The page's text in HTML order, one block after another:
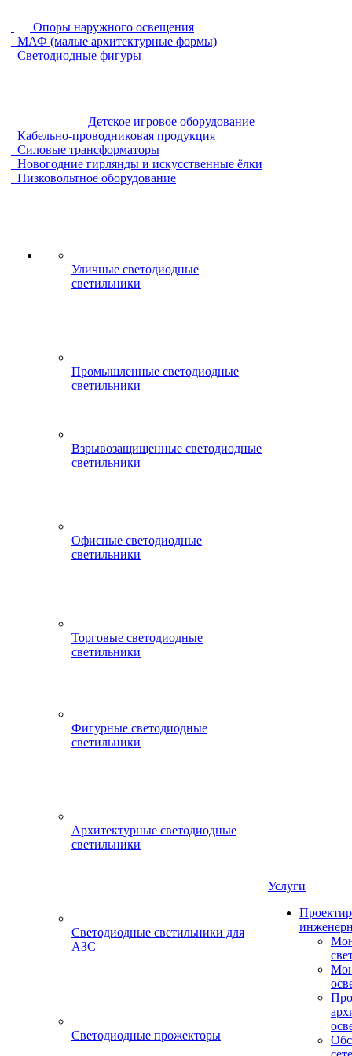
Опоры наружного освещения
МАФ (малые архитектурные формы)
Светодиодные фигуры
Детское игровое оборудование
Кабельно-проводниковая продукция
Силовые трансформаторы
Новогодние гирлянды и искусственные ёлки
Низковольтное оборудование
Уличные светодиодные
светильники
Промышленные светодиодные
светильники
Взрывозащищенные светодиодные
светильники
Офисные светодиодные
светильники
Торговые светодиодные
светильники
Фигурные светодиодные
светильники
Архитектурные светодиодные
светильники
Светодиодные светильники для
АЗС
Светодиодные прожекторы
Услуги